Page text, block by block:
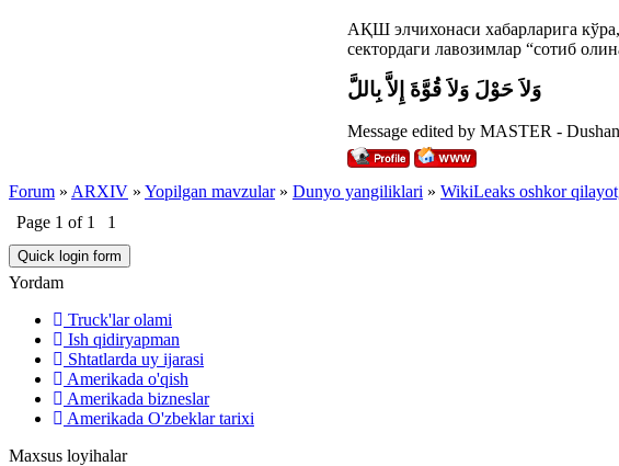
АҚШ элчихонаси хабарларига
сектордаги лавозимлар “сотиб
وَلاَ حَوْلَ وَلاَ قُوَّةَ إِلاَّ بِاللَّ
Message edited by MASTER -
Forum » ARXIV » Yopilgan mavzular » Dunyo yangiliklari » WikiLeaks oshkor
Page 1 of 1
1
Yordam
Truck'lar olami
Ish qidiryapman
Shtatlarda uy ijarasi
Amerikada o'qish
Amerikada bizneslar
Amerikada O'zbeklar tarixi
Maxsus loyihalar